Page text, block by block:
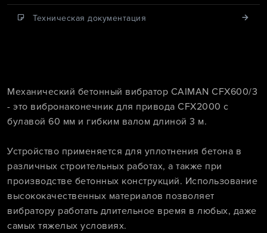
Техническая документация
Механический бетонный вибратор CAIMAN CFX600/3
- это вибронаконечник для привода CFX2000 с
булавой 60 мм и гибким валом длиной 3 м.
Устройство применяется для уплотнения бетона в
различных строительных работах, а также при
производстве бетонных конструкций. Использование
высококачественных материалов позволяет
вибратору работать длительное время в любых, даже
самых тяжелых условиях.